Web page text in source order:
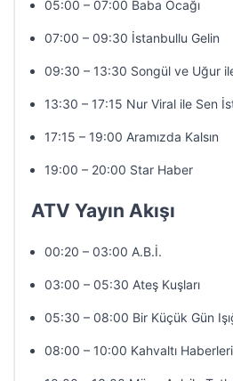
05:00 – 07:00 Baba Ocağı
07:00 – 09:30 İstanbullu Gelin
09:30 – 13:30 Songül ve Uğur
13:30 – 17:15 Nur Viral ile Sen
17:15 – 19:00 Aramızda Kalsın
19:00 – 20:00 Star Haber
ATV Yayın Akışı
00:20 – 03:00 A.B.İ.
03:00 – 05:30 Ateş Kuşları
05:30 – 08:00 Bir Küçük Gün
08:00 – 10:00 Kahvaltı Haberleri